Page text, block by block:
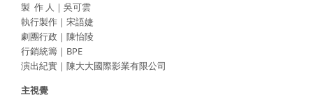
製 作 人｜吳可雲
執行製作｜宋語婕
劇團行政｜陳怡陵
行銷統籌｜BPE
演出紀實｜陳大大國際影業有限公司
主視覺